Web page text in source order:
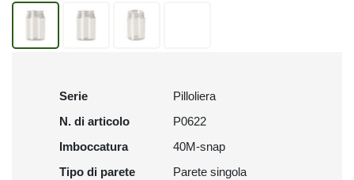
Serie
Pilloliera
N. di articolo
P0622
Imboccatura
40M-snap
Tipo di parete
Parete singola